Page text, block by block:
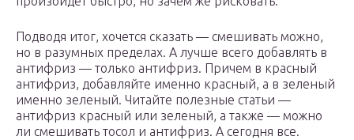
Подводя итог, хочется сказать — смешивать можно,
но в разумных пределах. А лучше всего добавлять в
антифриз — только антифриз. Причем в красный
антифриз, добавляйте именно красный, а в зеленый
именно зеленый. Читайте полезные статьи —
антифриз красный или зеленый, а также — можно
ли смешивать тосол и антифриз. А сегодня все.